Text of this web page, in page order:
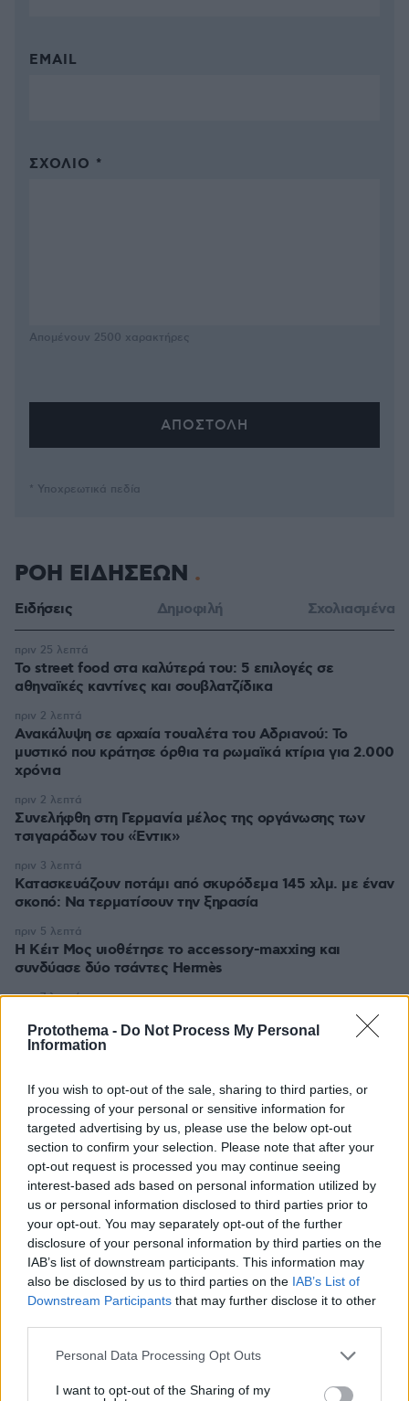
Protothema - Do Not Process My Personal
Information
If you wish to opt-out of the sale, sharing to third parties, or
processing of your personal or sensitive information for
targeted advertising by us, please use the below opt-out
section to confirm your selection. Please note that after your
opt-out request is processed you may continue seeing
interest-based ads based on personal information utilized by
us or personal information disclosed to third parties prior to
your opt-out. You may separately opt-out of the further
disclosure of your personal information by third parties on the
IAB’s list of downstream participants. This information may
also be disclosed by us to third parties on the IAB’s List of
Downstream Participants that may further disclose it to other
Please note that this website/app uses one or more Google
not limited to your visit or usage behaviour. You may click to
Personal Data Processing Opt Outs
I want to opt-out of the Sharing of my
EMAIL
ΣΧΌΛΙΟ *
Απομένουν 2500 χαρακτήρες
* Υποχρεωτικά πεδία
ΡΟΗ ΕΙΔΗΣΕΩΝ
Ειδήσεις Δημοφιλή Σχολιασμένα
Το street food στα καλύτερά του: 5 επιλογές σε
αθηναϊκές καντίνες και σουβλατζίδικα
πριν 25 λεπτά
Ανακάλυψη σε αρχαία τουαλέτα του Αδριανού: Το
μυστικό που κράτησε όρθια τα ρωμαϊκά κτίρια για 2.000
χρόνια
πριν 2 λεπτά
Συνελήφθη στη Γερμανία μέλος της οργάνωσης των
τσιγαράδων του «Έντικ»
πριν 2 λεπτά
Κατασκευάζουν ποτάμι από σκυρόδεμα 145 χλμ. με έναν
σκοπό: Να τερματίσουν την ξηρασία
πριν 3 λεπτά
Η Κέιτ Μος υιοθέτησε τo accessory-maxxing και
συνδύασε δύο τσάντες Hermès
πριν 5 λεπτά
πριν 7 λεπτά
κερδίζει τη μάχη;
πριν 7 λεπτά
Περιφέρεια Αττικής: Τα έξι συμπεράσματα για την
ψηφιακή μετάβαση των επιχειρήσεων - Χαρδαλιάς:
Στηρίζουμε τις παραγωγικές δυνάμεις
πριν 8 λεπτά
Άγριος καβγάς στη Θήβα: Ρομά πήρε το αυτοκίνητο και
άρχισε να εμβολίζει το ΙΧ ενός αλλοδαπού, δείτε βίντεο
Οικογένεια Πέρεζ Χίλτον για τον αυτοτραυματισμό του
σε live στο TikTok: Λίγο πριν από το περιστατικό, τα
πριν 8 λεπτά